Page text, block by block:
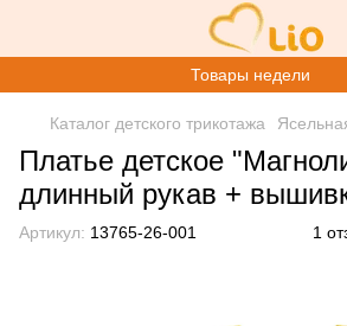
Товары недели
Каталог детского трикотажа
Платье детское
длинный рукав +
Артикул: 13765-26-001 1